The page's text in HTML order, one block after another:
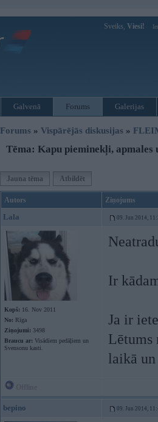
Sveiks, Viesi!
Galvenā Forums Galerijas
Forums » Vispārējās diskusijas »
Tēma: Kapu pieminekļi, apmales
Jauna tēma Atbildēt
Autors Ziņojums
Lala 09. Jun 2014,
Kopš: 16. Nov 2011
No: Rīga
Ziņojumi: 3498
Braucu ar: Visādiem pedāļiem un
Svensonu kasti.
Ir
Ja ir
Lētums
laikā
bepino 09. Jun 2014,